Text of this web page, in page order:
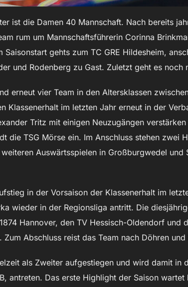
ist die Damen 40 Mannschaft. Nach bereits
rum um Mannschaftsführerin Corinna
Saisonstart gehts zum TC GRE Hildesheim,
und Rodenberg zu Gast. Zuletzt geht es noch
erneut vier Team in den Altersklassen
Klassenerhalt im letzten Jahr erneut in der
Tritz mit einigen Neuzugängen
die TSG Mörse ein. Im Anschluss stehen zwei
Auswärtsspielen in Großburgwedel
in der Vorsaison der Klassenerhalt im
wieder in der Regionsliga antritt. Die
Hannover, den TV Hessisch-Oldendorf und
Abschluss reist das Team nach Döhren und
als Zweiter aufgestiegen und wird damit in
antreten. Das erste Highlight der Saison